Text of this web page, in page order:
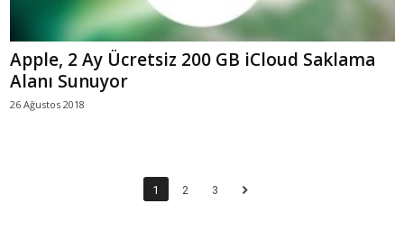
Apple, 2 Ay Ücretsiz 200 GB iCloud Saklama
Alanı Sunuyor
26 Ağustos 2018
1 2 3